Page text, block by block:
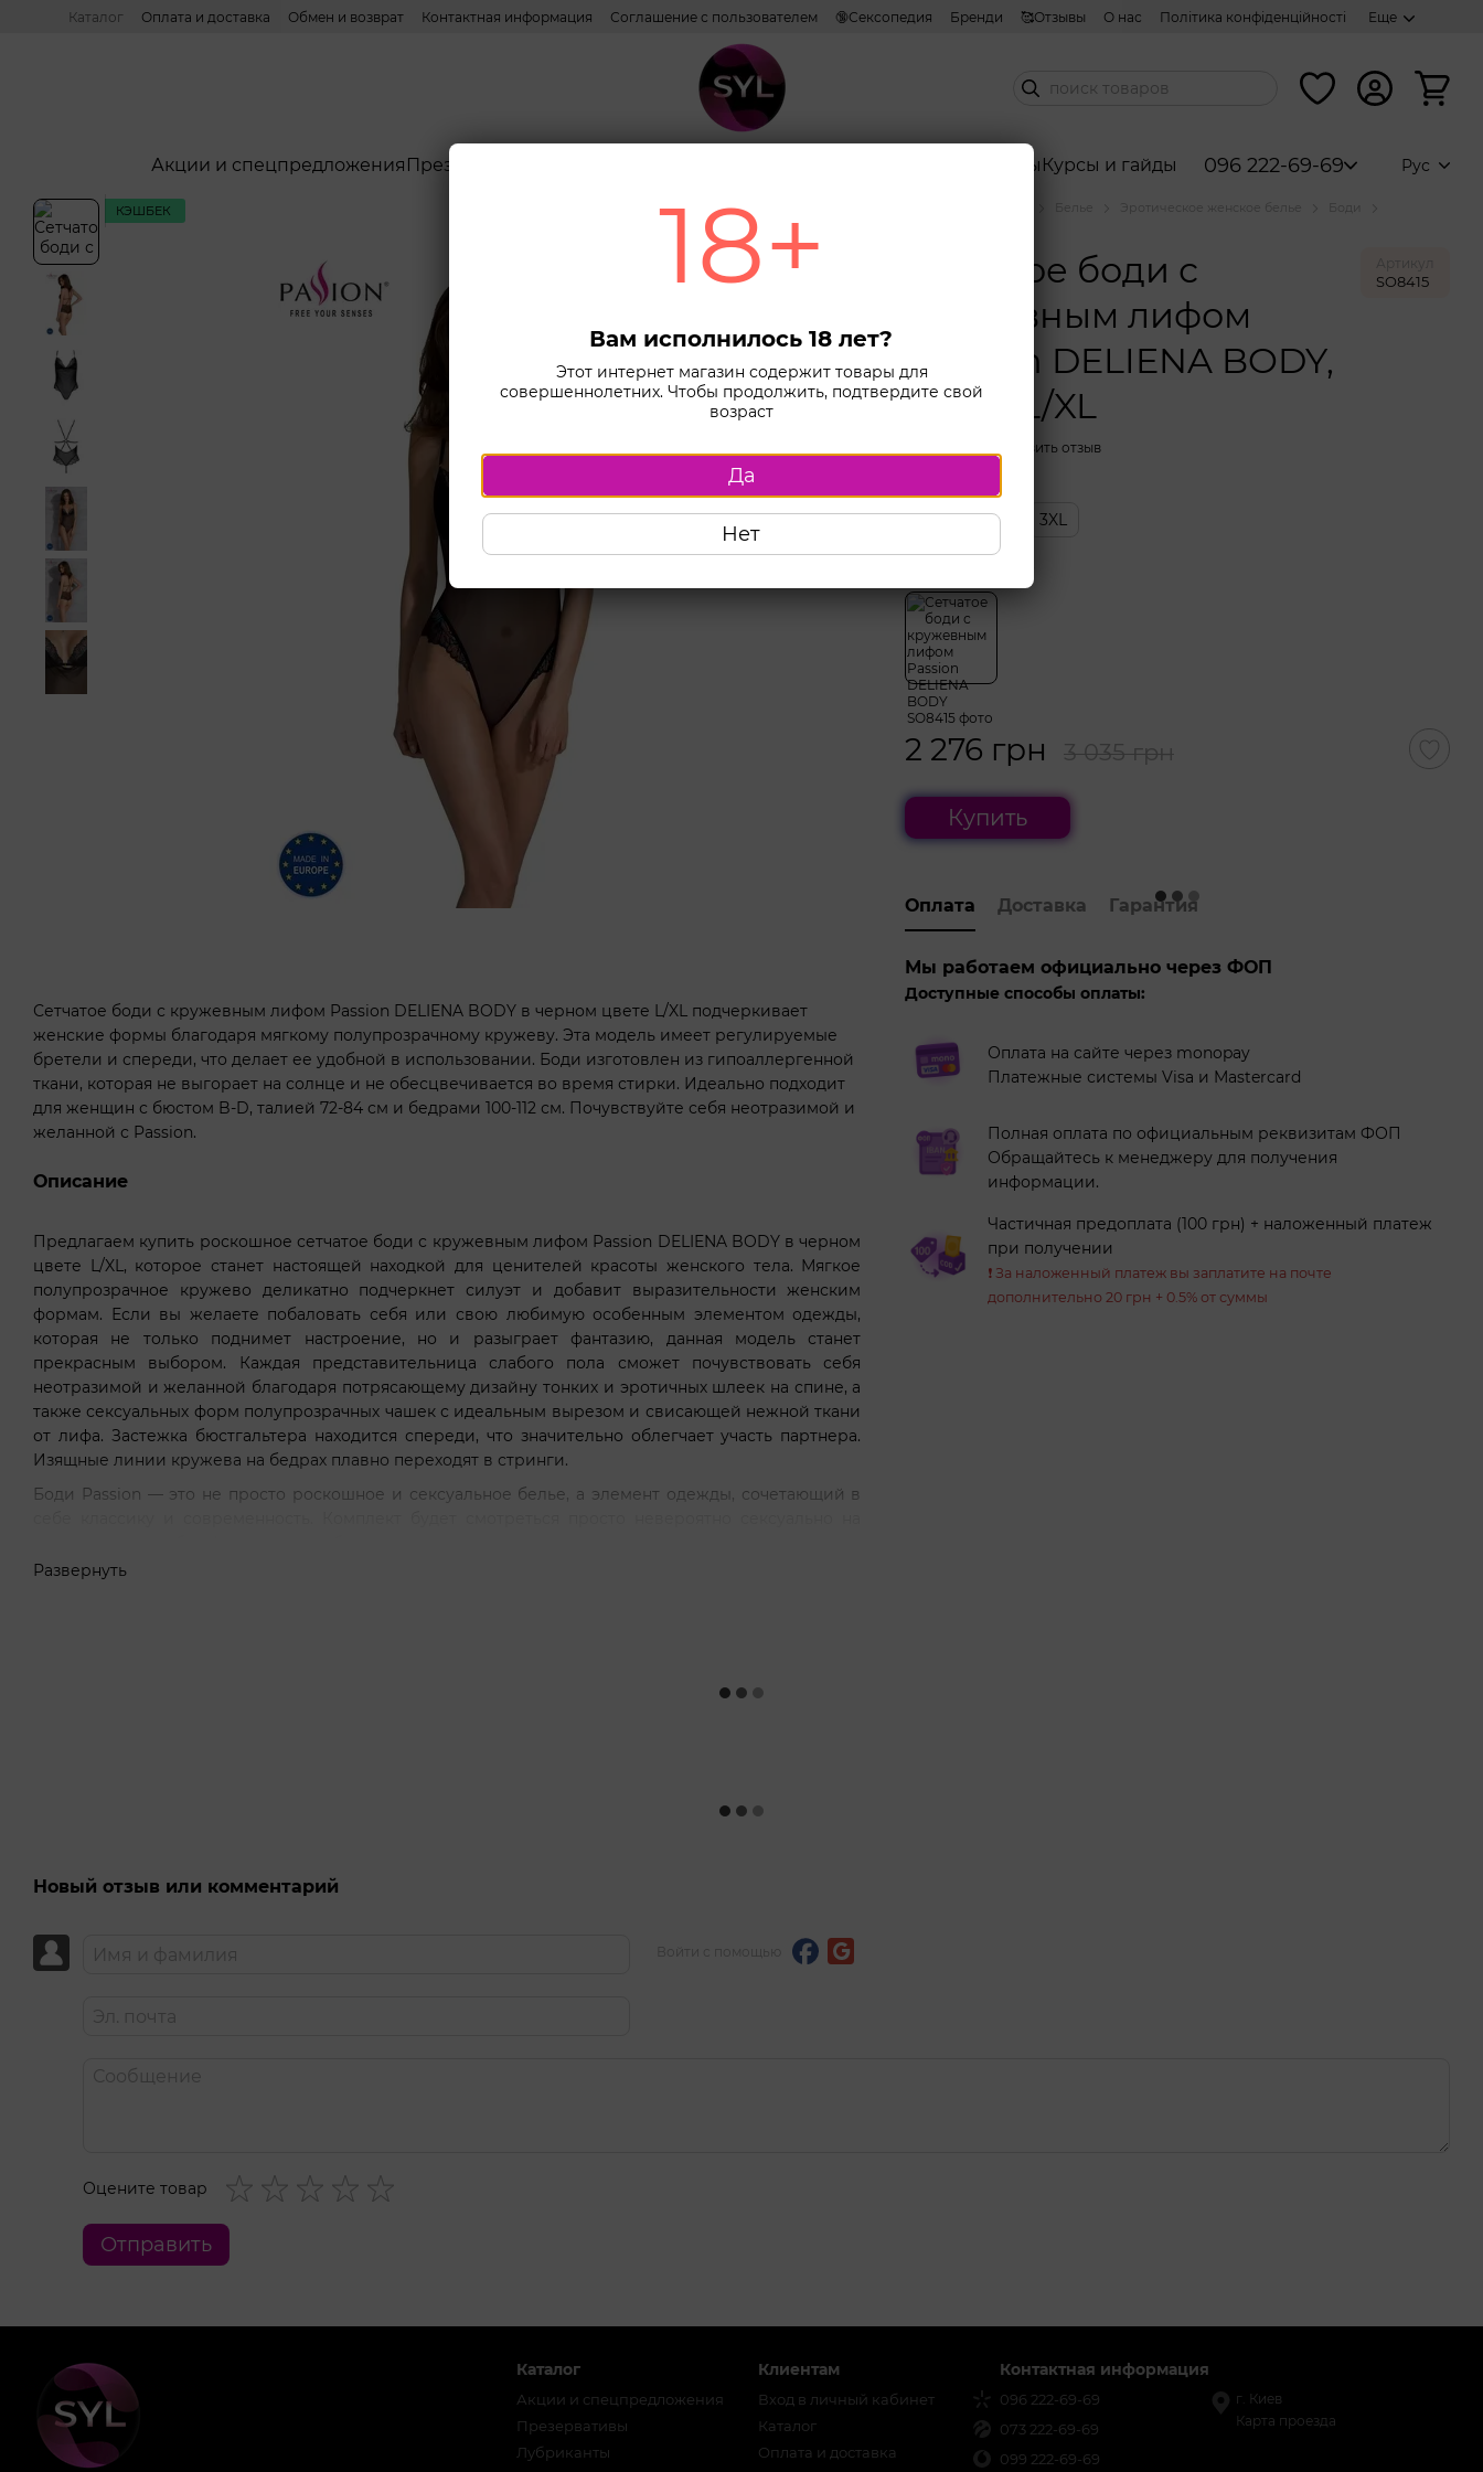
Перейти к основному контенту
Каталог Оплата и доставка Обмен и возврат Контактная информация Соглашение с пользователем 🔞Сексопедия Бренди 🥰Отзывы О нас Політика конфіденційності Еще
Акции и спецпредложения Презервативы Combo наборы Курсы и гайды 096 222-69-69 Рус
КЭШБЕК
Сетчатое боди с кружевным лифом Passion DELIENA BODY в черном цвете L/XL подчеркивает
женские формы благодаря мягкому полупрозрачному кружеву. Эта модель имеет регулируемые
бретели и спереди, что делает ее удобной в использовании. Боди изготовлен из гипоаллергенной
ткани, которая не выгорает на солнце и не обесцвечивается во время стирки. Идеально подходит
для женщин с бюстом B-D, талией 72-84 см и бедрами 100-112 см. Почувствуйте себя неотразимой и
желанной с Passion.
Описание
Предлагаем купить роскошное сетчатое боди с кружевным лифом Passion DELIENA BODY в черном
цвете L/XL, которое станет настоящей находкой для ценителей красоты женского тела. Мягкое
полупрозрачное кружево деликатно подчеркнет силуэт и добавит выразительности женским
формам. Если вы желаете побаловать себя или свою любимую особенным элементом одежды,
которая не только поднимет настроение, но и разыграет фантазию, данная модель станет
прекрасным выбором. Каждая представительница слабого пола сможет почувствовать себя
неотразимой и желанной благодаря потрясающему дизайну тонких и эротичных шлеек на спине, а
также сексуальных форм полупрозрачных чашек с идеальным вырезом и свисающей нежной ткани
от лифа. Застежка бюстгальтера находится спереди, что значительно облегчает участь партнера.
Изящные линии кружева на бедрах плавно переходят в стринги.
Боди Passion — это не просто роскошное и сексуальное белье, а элемент одежды, сочетающий в
гипоаллергенная ткань;
Уход. После использования белья его можно очистить при помощи ручной или машинной стирки
Применять сушку в барабане и отбеливать запрещено!
Размер L/XL: рост 164–170 см, бюст B–D, талия 72–84 см, бедра 100–112 см.
Развернуть
Эротическое женское белье
Боди
Сетчатое боди с
кружевным лифом
Passion DELIENA BODY,
Black, L/XL
Артикул
SO8415
Оставить отзыв
S/M L/XL 3XL
2 276 грн 3 035 грн
Купить
Оплата Доставка Гарантия
Мы работаем официально через ФОП
Доступные способы оплаты:
Оплата на сайте через monopay
Платежные системы Visa и Mastercard
Полная оплата по официальным реквизитам ФОП
Обращайтесь к менеджеру для получения
информации.
Частичная предоплата (100 грн) + наложенный платеж
при получении
❗️ За наложенный платеж вы заплатите на почте
дополнительно 20 грн + 0.5% от суммы
Новый отзыв или комментарий
Войти с помощью
Оцените товар
Отправить
Каталог
Акции и спецпредложения
Презервативы
Лубриканты
Клиентам
Вход в личный кабинет
Каталог
Оплата и доставка
Контактная информация
096 222-69-69
073 222-69-69
099 222-69-69
г. Киев
Карта проезда
18+
Вам исполнилось 18 лет?
Этот интернет магазин содержит товары для
совершеннолетних. Чтобы продолжить, подтвердите свой
возраст
Да
Нет